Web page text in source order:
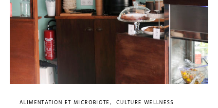
ALIMENTATION ET MICROBIOTE CULTURE WELLNESS